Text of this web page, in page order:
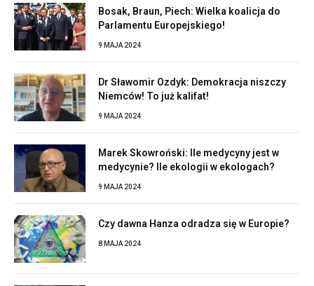
Bosak, Braun, Piech: Wielka koalicja do
Parlamentu Europejskiego!
9 MAJA 2024
Dr Sławomir Ozdyk: Demokracja niszczy
Niemców! To już kalifat!
9 MAJA 2024
Marek Skowroński: Ile medycyny jest w
medycynie? Ile ekologii w ekologach?
9 MAJA 2024
Czy dawna Hanza odradza się w Europie?
8 MAJA 2024